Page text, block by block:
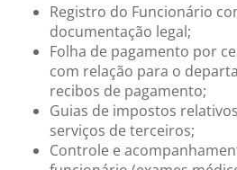
Registro do Funcionário
documentação legal;
Folha de pagamento por
com relação para o
recibos de pagamento;
Guias de impostos
serviços de terceiros;
Controle e